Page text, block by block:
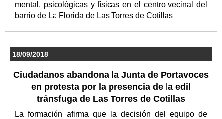
mental, psicológicas y físicas en el centro vecinal del
barrio de La Florida de Las Torres de Cotillas
18/09/2018
Ciudadanos abandona la Junta de Portavoces
en protesta por la presencia de la edil
tránsfuga de Las Torres de Cotillas
La formación afirma que la decisión del equipo de